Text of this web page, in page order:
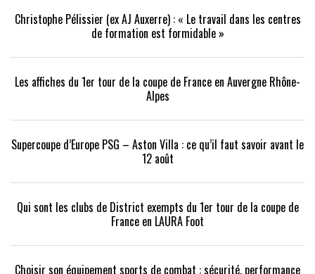
Christophe Pélissier (ex AJ Auxerre) : « Le travail dans les centres
de formation est formidable »
Les affiches du 1er tour de la coupe de France en Auvergne Rhône-
Alpes
Supercoupe d’Europe PSG – Aston Villa : ce qu’il faut savoir avant le
12 août
Qui sont les clubs de District exempts du 1er tour de la coupe de
France en LAURA Foot
Choisir son équipement sports de combat : sécurité, performance